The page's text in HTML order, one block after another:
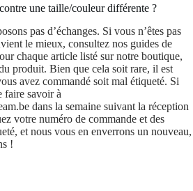
une taille/couleur différente ?
pas d’échanges. Si vous n’êtes pas
le mieux, consultez nos guides de
chaque article listé sur notre boutique,
produit. Bien que cela soit rare, il est
avez commandé soit mal étiqueté. Si
faire savoir à
dans la semaine suivant la réception
votre numéro de commande et des
et nous vous en enverrons un nouveau,
!